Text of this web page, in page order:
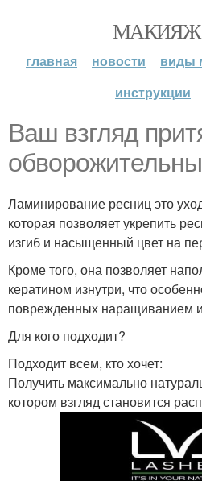
МАКИЯЖ
главная новости виды
инструкции
Ваш взгляд
Ламинирование ресниц это
которая позволяет укрепить
изгиб и насыщенный цвет на
Кроме того, она позволяет
кератином изнутри, что
поврежденных наращиванием
Для кого подходит?
Подходит всем, кто хочет:
Получить максимально
котором взгляд становится